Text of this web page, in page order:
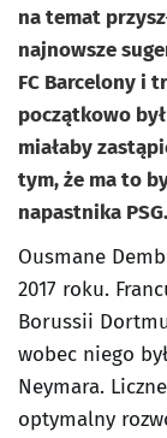
na temat
najnowsze
FC Barcelony i
początkowo
miałaby
tym, że ma to
napastnika PSG.
Ousmane
2017 roku.
Borussii
wobec niego
Neymara.
optymalny